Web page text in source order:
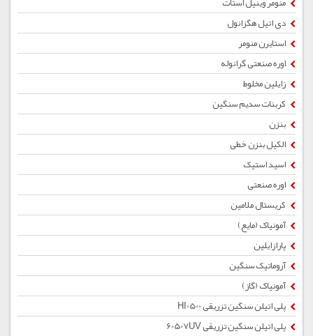
دی اتیل هگزانول
استایرن منومر
اوره صنعتی گرانوله
زایلین مخلوط
کربنات سدیم سنگین
بنزن
الکیل بنزن خطی
اسید استیک
اوره صنعتی
کریستال ملامین
آمونیاک (مایع)
پارازایلین
آروماتیک سنگین
آمونیاک (گاز)
پلی اتیلن سنگین تزریقی HI0500
پلی اتیلن سنگین تزریقی 60507UV